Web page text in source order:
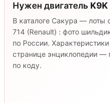
Нужен двигатель K9K
В каталоге Сакура — лоты
714 (Renault) : фото
по России.
странице энциклопедии —
по коду.